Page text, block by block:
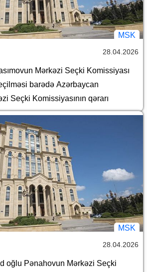
MSK
28.04.2026
Mərkəzi Seçki Komissiyası
barədə Azərbaycan
Seçki Komissiyasının qərarı
MSK
28.04.2026
oğlu Pənahovun Mərkəzi Seçki